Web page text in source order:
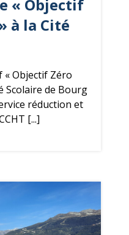
« Objectif
à la Cité
Objectif Zéro
Scolaire de Bourg
réduction et
[...]